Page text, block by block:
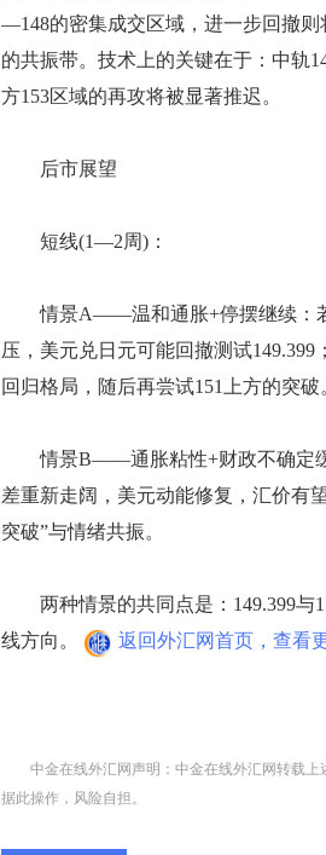
—148的密集成交区域，进一步回撤则
的共振带。技术上的关键在于：中轨
方153区域的再攻将被显著推迟。
后市展望
短线(1—2周)：
情景A——温和通胀+停摆继续：若
压，美元兑日元可能回撤测试
回归格局，随后再尝试151上方的突破
情景B——通胀粘性+财政不确定缓
差重新走阔，美元动能修复，汇价有
突破”与情绪共振。
两种情景的共同点是：149.399与
线方向。
返回外汇网首页，查看
中金在线外汇网声明：中金在线外汇网转载
据此操作，风险自担。